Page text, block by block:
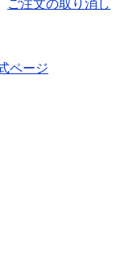
ご注文の取り消し
ページ